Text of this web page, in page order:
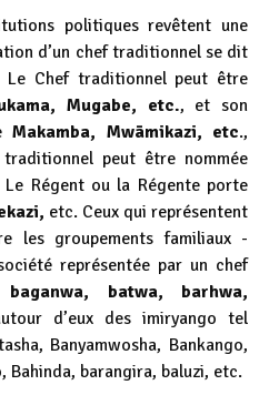
politiques revêtent une
d’un chef traditionnel se dit
Chef traditionnel peut être
Mugabe, etc., et son
Makamba, Mwāmikazi, etc.,
peut être nommée
Régent ou la Régente porte
etc. Ceux qui représentent
les groupements familiaux -
représentée par un chef
baganwa, batwa, barhwa,
d’eux des imiryango tel
Banyamwosha, Bankango,
Bahinda, barangira, baluzi, etc.